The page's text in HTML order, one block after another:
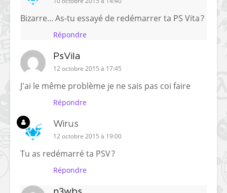
Bizarre... As-tu essayé de redémarrer ta PS Vita ?
Répondre
PsVila
12 octobre 2015 à 17:45
J'ai le même problème je ne sais pas coi faire
Répondre
Wirus
12 octobre 2015 à 19:00
Tu as redémarré ta PSV ?
Répondre